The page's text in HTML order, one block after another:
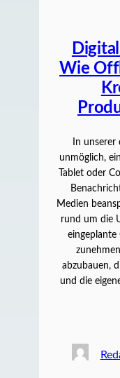
Wie
In
unmöglich,
Tablet oder
Medien
rund um die
abzubauen,
und die